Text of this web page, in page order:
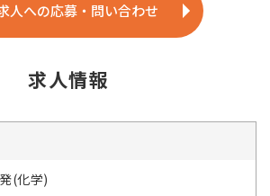
人への応募・問い合わせ
求人情報
(化学)